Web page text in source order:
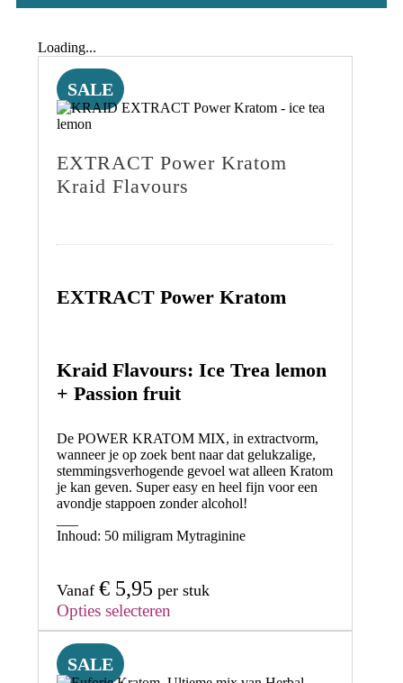
Loading...
SALE
EXTRACT Power Kratom
Kraid Flavours
EXTRACT Power Kratom
Kraid Flavours: Ice Trea lemon
+ Passion fruit
De POWER KRATOM MIX, in extractvorm,
wanneer je op zoek bent naardat gelukzalige,
stemmingsverhogende gevoel wat alleen Kratom
je kan geven. Super easy en heel fijn voor een
avondje stappoen zonder alcohol!
Inhoud: 50 miligram Mytraginine
Vanaf € 5,95 per stuk
Opties selecteren
SALE